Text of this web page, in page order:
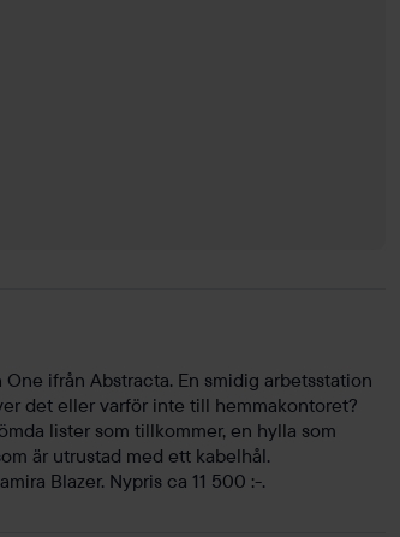
ifrån Abstracta. En smidig arbetsstation
det eller varför inte till hemmakontoret?
lister som tillkommer, en hylla som
är utrustad med ett kabelhål.
Blazer. Nypris ca 11 500 :-.